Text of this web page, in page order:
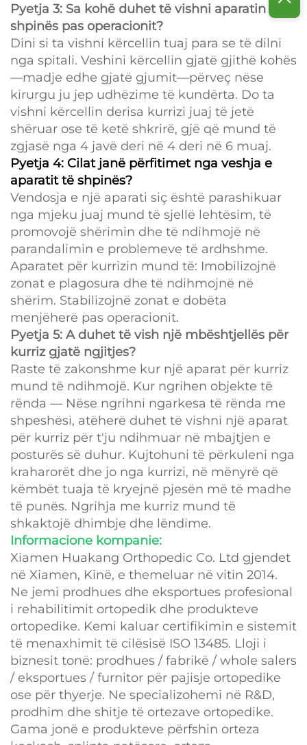
Pyetja 3: Sa kohë duhet të vishni aparatin e
shpinës pas operacionit?
Dini si ta vishni kërcellin tuaj para se të dilni
nga spitali. Veshini kërcellin gjatë gjithë kohës
—madje edhe gjatë gjumit—përveç nëse
kirurgu ju jep udhëzime të kundërta. Do ta
vishni kërcellin derisa kurrizi juaj të jetë
shëruar ose të ketë shkrirë, gjë që mund të
zgjasë nga 4 javë deri në 4 deri në 6 muaj.
Pyetja 4: Cilat janë përfitimet nga veshja e
aparatit të shpinës?
Vendosja e një aparati siç është parashikuar
nga mjeku juaj mund të sjellë lehtësim, të
promovojë shërimin dhe të ndihmojë në
parandalimin e problemeve të ardhshme.
Aparatet për kurrizin mund të: Imobilizojnë
zonat e plagosura dhe të ndihmojnë në
shërim. Stabilizojnë zonat e dobëta
menjëherë pas operacionit.
Pyetja 5: A duhet të vish një mbështjellës për
kurriz gjatë ngjitjes?
Raste të zakonshme kur një aparat për kurriz
mund të ndihmojë. Kur ngrihen objekte të
rënda — Nëse ngrihni ngarkesa të rënda me
shpeshësi, atëherë duhet të vishni një aparat
për kurriz për t'ju ndihmuar në mbajtjen e
posturës së duhur. Kujtohuni të përkuleni nga
kraharorët dhe jo nga kurrizi, në mënyrë që
këmbët tuaja të kryejnë pjesën më të madhe
të punës. Ngrihja me kurriz mund të
shkaktojë dhimbje dhe lëndime.
Informacione kompanie:
Xiamen Huakang Orthopedic Co. Ltd gjendet
në Xiamen, Kinë, e themeluar në vitin 2014.
Ne jemi prodhues dhe eksportues profesional
i rehabilitimit ortopedik dhe produkteve
ortopedike. Kemi kaluar certifikimin e sistemit
të menaxhimit të cilësisë ISO 13485. Lloji i
biznesit tonë: prodhues / fabrikë / whole salers
/ eksportues / furnitor për pajisje ortopedike
ose për thyerje. Ne specializohemi në R&D,
prodhim dhe shitje të ortezave ortopedike.
Gama jonë e produkteve përfshin orteza